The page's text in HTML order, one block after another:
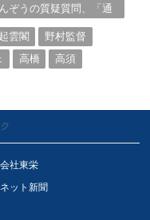
ぞうの質疑質問、「通
起雲閣
野村監督
高橋 高須
社東栄
ット新聞